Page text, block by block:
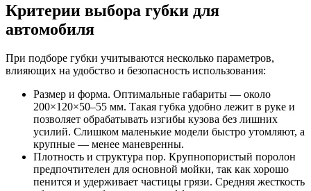
Критерии выбора губки для
автомобиля
При подборе губки учитываются несколько параметров,
влияющих на удобство и безопасность использования:
Размер и форма. Оптимальные габариты — около
200×120×50–55 мм. Такая губка удобно лежит в руке и
позволяет обрабатывать изгибы кузова без лишних
усилий. Слишком маленькие модели быстро утомляют, а
крупные — менее маневренны.
Плотность и структура пор. Крупнопористый поролон
предпочтителен для основной мойки, так как хорошо
пенится и удерживает частицы грязи. Средняя жесткость